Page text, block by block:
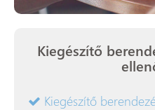
Kiegészítő
Kiegészítő